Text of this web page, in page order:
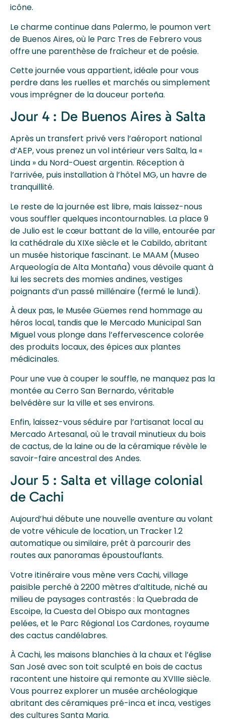
icône.
Le charme continue dans Palermo, le poumon vert
de Buenos Aires, où le Parc Tres de Febrero vous
offre une parenthèse de fraîcheur et de poésie.
Cette journée vous appartient, idéale pour vous
perdre dans les ruelles et marchés ou simplement
vous imprégner de la douceur porteña.
Jour 4 : De Buenos Aires à Salta
Après un transfert privé vers l’aéroport national
d’AEP, vous prenez un vol intérieur vers Salta, la «
Linda » du Nord-Ouest argentin. Réception à
l’arrivée, puis installation à l’hôtel MG, un havre de
tranquillité.
Le reste de la journée est libre, mais laissez-nous
vous souffler quelques incontournables. La place 9
de Julio est le cœur battant de la ville, entourée par
la cathédrale du XIXe siècle et le Cabildo, abritant
un musée historique fascinant. Le MAAM (Museo
Arqueología de Alta Montaña) vous dévoile quant à
lui les secrets des momies andines, vestiges
poignants d’un passé millénaire (fermé le lundi).
À deux pas, le Musée Güemes rend hommage au
héros local, tandis que le Mercado Municipal San
Miguel vous plonge dans l’effervescence colorée
des produits locaux, des épices aux plantes
médicinales.
Pour une vue à couper le souffle, ne manquez pas la
montée au Cerro San Bernardo, véritable
belvédère sur la ville et ses environs.
Enfin, laissez-vous séduire par l’artisanat local au
Mercado Artesanal, où le travail minutieux du bois
de cactus, de la laine ou de la céramique révèle le
savoir-faire ancestral des Andes.
Jour 5 : Salta et village colonial
de Cachi
Aujourd’hui débute une nouvelle aventure au volant
de votre véhicule de location, un Tracker 1.2
automatique ou similaire, prêt à parcourir des
routes aux panoramas époustouflants.
Votre itinéraire vous mène vers Cachi, village
paisible perché à 2200 mètres d’altitude, niché au
milieu de paysages contrastés : la Quebrada de
Escoipe, la Cuesta del Obispo aux montagnes
pelées, et le Parc Régional Los Cardones, royaume
des cactus candélabres.
À Cachi, les maisons blanchies à la chaux et l’église
San José avec son toit sculpté en bois de cactus
racontent une histoire qui remonte au XVIIIe siècle.
Vous pourrez explorer un musée archéologique
abritant des céramiques pré-inca et inca, vestiges
des cultures Santa Maria.